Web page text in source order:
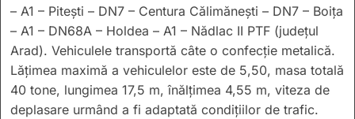
– A1 – Pitești – DN7 – Centura Călimănești – DN7 – Boița
– A1 – DN68A – Holdea – A1 – Nădlac II PTF (județul
Arad). Vehiculele transportă câte o confecție metalică.
Lățimea maximă a vehiculelor este de 5,50, masa totală
40 tone, lungimea 17,5 m, înălțimea 4,55 m, viteza de
deplasare urmând a fi adaptată condițiilor de trafic.